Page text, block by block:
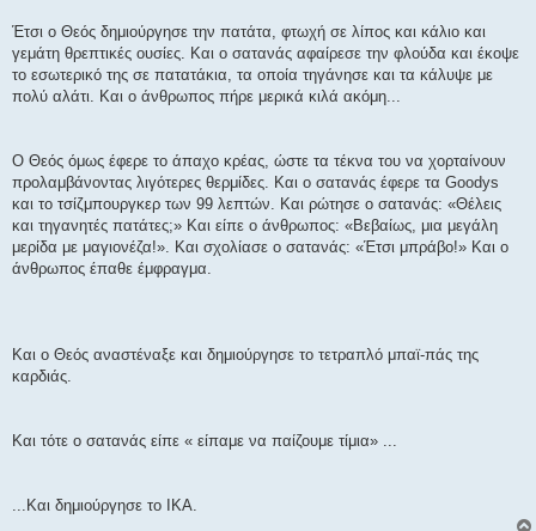
Έτσι ο Θεός δημιούργησε την πατάτα, φτωχή σε λίπος και κάλιο και
γεμάτη θρεπτικές ουσίες. Και ο σατανάς αφαίρεσε την φλούδα και έκοψε
το εσωτερικό της σε πατατάκια, τα οποία τηγάνησε και τα κάλυψε με
πολύ αλάτι. Και ο άνθρωπος πήρε μερικά κιλά ακόμη...
Ο Θεός όμως έφερε το άπαχο κρέας, ώστε τα τέκνα του να χορταίνουν
προλαμβάνοντας λιγότερες θερμίδες. Και ο σατανάς έφερε τα Goodys
και το τσίζμπουργκερ των 99 λεπτών. Και ρώτησε ο σατανάς: «Θέλεις
και τηγανητές πατάτες;» Και είπε ο άνθρωπος: «Βεβαίως, μια μεγάλη
μερίδα με μαγιονέζα!». Kαι σχολίασε ο σατανάς: «Έτσι μπράβο!» Και ο
άνθρωπος έπαθε έμφραγμα.
Και ο Θεός αναστέναξε και δημιούργησε το τετραπλό μπαϊ-πάς της
καρδιάς.
Και τότε ο σατανάς είπε « είπαμε να παίζουμε τίμια» ...
...Και δημιούργησε το ΙΚΑ.